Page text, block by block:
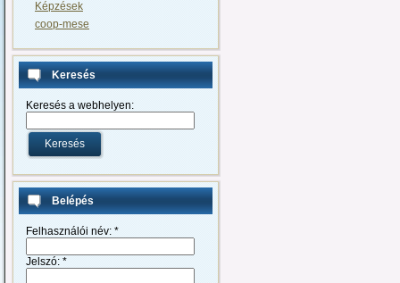
Képzések
coop-mese
Keresés
Keresés a webhelyen:
Belépés
Felhasználói név: *
Jelszó: *